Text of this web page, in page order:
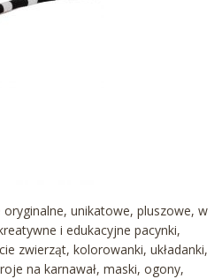
unikatowe, pluszowe, w
i edukacyjne pacynki,
zwierząt, kolorowanki, układanki,
na karnawał, maski, ogony,